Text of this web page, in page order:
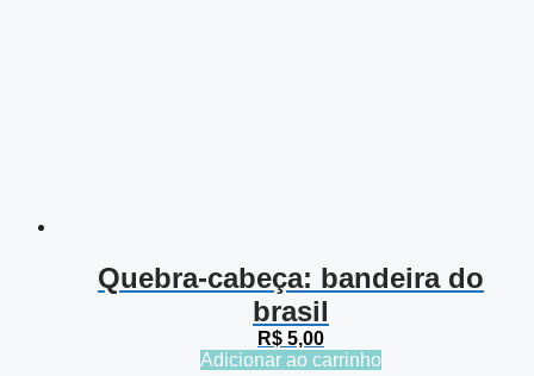
Quebra-cabeça: bandeira do
brasil
R$ 5,00
Adicionar ao carrinho